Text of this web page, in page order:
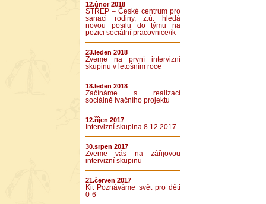
12.únor 2018
STŘEP – České centrum pro
sanaci rodiny, z.ú. hledá
novou posilu do týmu na
pozici sociální pracovnice/ík
23.leden 2018
Zveme na první intervizní
skupinu v letošním roce
18.leden 2018
Začínáme s realizací
sociálně ivačního projektu
12.říjen 2017
Intervizní skupina 8.12.2017
30.srpen 2017
Zveme vás na zářijovou
intervizní skupinu
21.červen 2017
Kit Poznáváme svět pro děti
0-6